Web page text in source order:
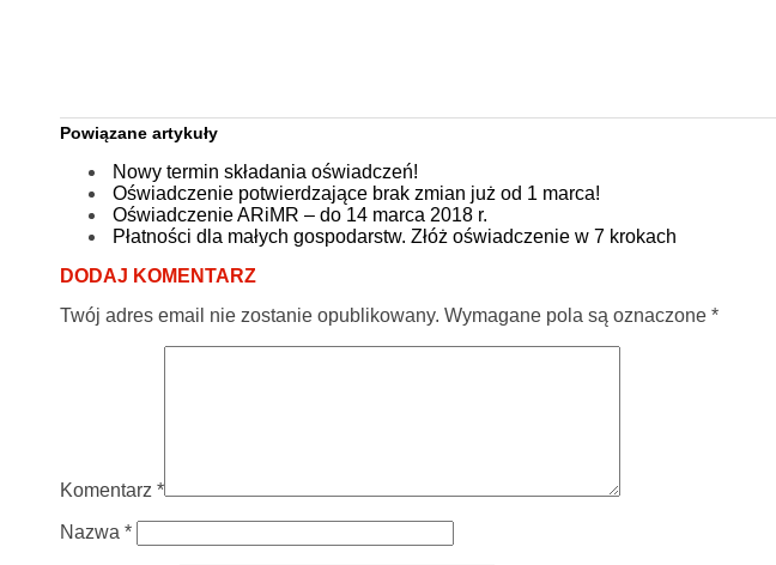
Powiązane artykuły
Nowy termin składania oświadczeń!
Oświadczenie potwierdzające brak zmian już od 1 marca!
Oświadczenie ARiMR – do 14 marca 2018 r.
Płatności dla małych gospodarstw. Złóż oświadczenie w 7 krokach
DODAJ KOMENTARZ
Twój adres email nie zostanie opublikowany. Wymagane pola są oznaczone *
Komentarz *
Nazwa *